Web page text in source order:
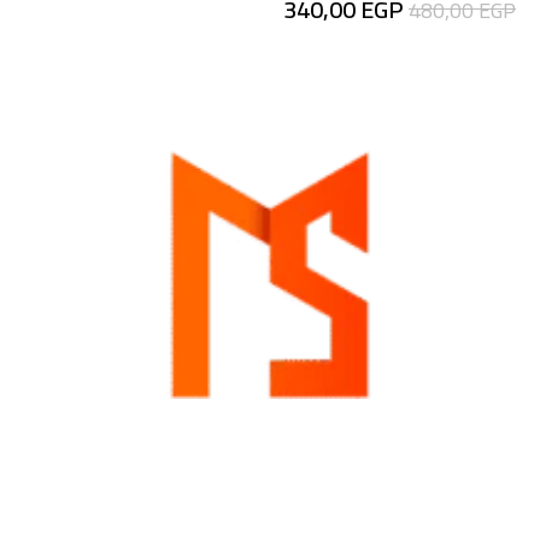
للطي تدعم بطاقة
480,00EGP